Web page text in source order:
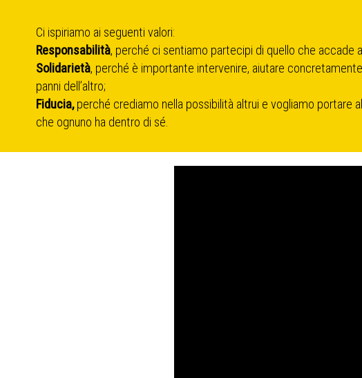
Ci ispiriamo ai seguenti valori:
Responsabilità, perché ci sentiamo partecipi di quello che accade
Solidarietà, perché è importante intervenire, aiutare
panni dell’altro;
Fiducia,perché crediamo nella possibilità altrui e vogliamo portare
che ognuno ha dentro di sé.